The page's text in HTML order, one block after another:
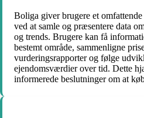
Boliga giver brugere et
ved at samle og præsentere data
og trends. Brugere kan få
bestemt område, sammenligne
vurderingsrapporter og følge
ejendomsværdier over tid. Dette
informerede beslutninger om at